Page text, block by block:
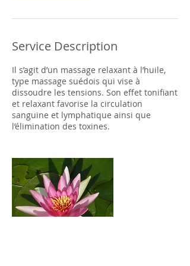
Service Description
Il s’agit d’un massage relaxant à l’huile,
type massage suédois qui vise à
dissoudre les tensions. Son effet tonifiant
et relaxant favorise la circulation
sanguine et lymphatique ainsi que
l’élimination des toxines.